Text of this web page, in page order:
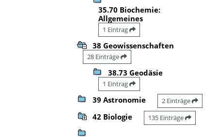
35.70 Biochemie:
Allgemeines
1 Eintrag
38 Geowissenschaften
28 Einträge
38.73 Geodäsie
1 Eintrag
39 Astronomie 2 Einträge
42 Biologie 135 Einträge